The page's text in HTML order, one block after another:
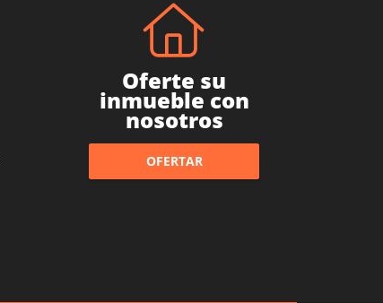
Oferte su
inmueble con
nosotros
OFERTAR